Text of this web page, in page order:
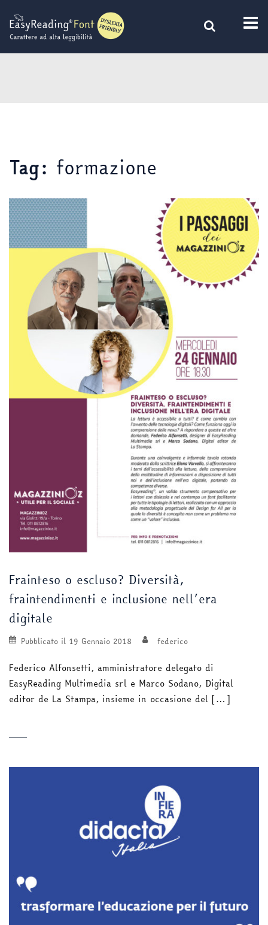
contenuto
Tag: formazione
Frainteso o escluso? Diversità,
fraintendimenti e inclusione nell’era
digitale
Pubblicato il 19 Gennaio 2018 federico
Federico Alfonsetti, amministratore delegato di
EasyReading Multimedia srl e Marco Sodano, Digital
editor de La Stampa, insieme in occasione del […]